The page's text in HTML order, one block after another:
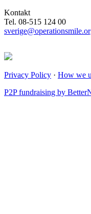
Kontakt
Tel. 08-515 124 00
Privacy Policy · How we
P2P fundraising by